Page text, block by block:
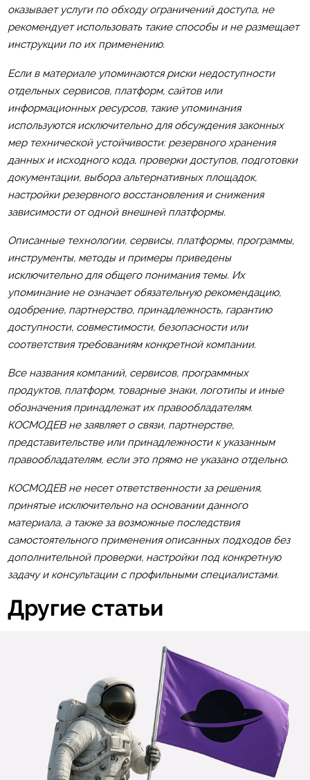
оказывает услуги по обходу ограничений доступа, не
рекомендует использовать такие способы и не размещает
инструкции по их применению.
Если в материале упоминаются риски недоступности
отдельных сервисов, платформ, сайтов или
информационных ресурсов, такие упоминания
используются исключительно для обсуждения законных
мер технической устойчивости: резервного хранения
данных и исходного кода, проверки доступов, подготовки
документации, выбора альтернативных площадок,
настройки резервного восстановления и снижения
зависимости от одной внешней платформы.
Описанные технологии, сервисы, платформы, программы,
инструменты, методы и примеры приведены
исключительно для общего понимания темы. Их
упоминание не означает обязательную рекомендацию,
одобрение, партнерство, принадлежность, гарантию
доступности, совместимости, безопасности или
соответствия требованиям конкретной компании.
Все названия компаний, сервисов, программных
продуктов, платформ, товарные знаки, логотипы и иные
обозначения принадлежат их правообладателям.
КОСМОДЕВ не заявляет о связи, партнерстве,
представительстве или принадлежности к указанным
правообладателям, если это прямо не указано отдельно.
КОСМОДЕВ не несет ответственности за решения,
принятые исключительно на основании данного
материала, а также за возможные последствия
самостоятельного применения описанных подходов без
дополнительной проверки, настройки под конкретную
задачу и консультации с профильными специалистами.
Другие статьи